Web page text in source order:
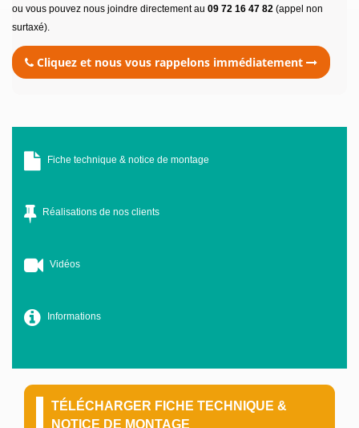
ou vous pouvez nous joindre directement au 09 72 16 47 82 (appel non
surtaxé).
Cliquez et nous vous rappelons immédiatement
Fiche technique & notice de montage
Réalisations de nos clients
Vidéos
Informations
TÉLÉCHARGER FICHE TECHNIQUE &
NOTICE DE MONTAGE